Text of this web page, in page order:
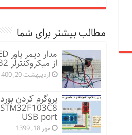
مطالب بیشتر برای شما
از میکروکنترلر ATmega32
اردیبهشت 20, 1400
پروگرم کردن بورد
USB port
مهر 18, 1399